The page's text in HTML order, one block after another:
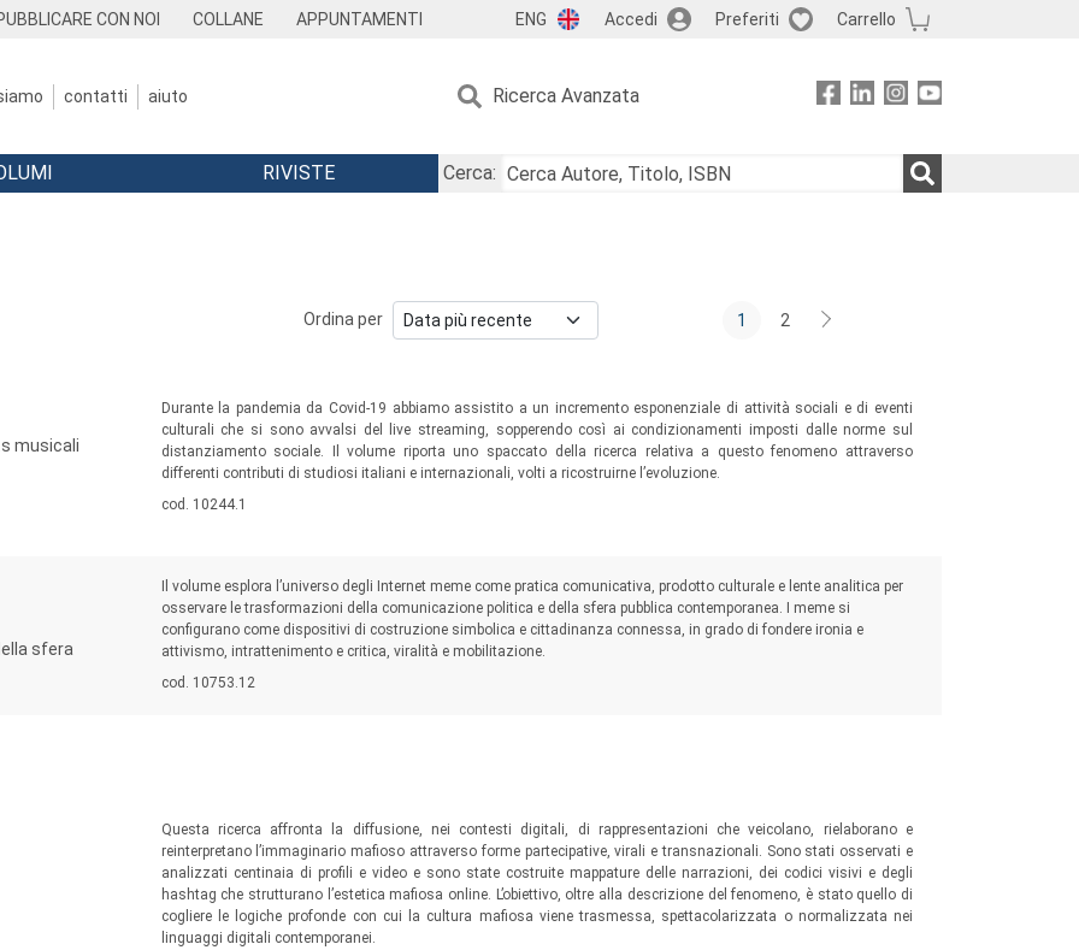
CON NOI COLLANE APPUNTAMENTI ENG Accedi Preferiti Carrello
contatti aiuto Ricerca Avanzata
RIVISTE Cerca:
Ordina per 1 2
musicali
Sommario:
Durante la pandemia da Covid-19 abbiamo assistito a un incremento esponenziale di attività sociali e di eventi
culturali che si sono avvalsi del live streaming, sopperendo così ai condizionamenti imposti dalle norme sul
distanziamento sociale. Il volume riporta uno spaccato della ricerca relativa a questo fenomeno attraverso
differenti contributi di studiosi italiani e internazionali, volti a ricostruirne l’evoluzione.
Codice libro:
cod. 10244.1
sfera
Sommario:
Il volume esplora l’universo degli Internet meme come pratica comunicativa, prodotto culturale e lente analitica per
osservare le trasformazioni della comunicazione politica e della sfera pubblica contemporanea. I meme si
configurano come dispositivi di costruzione simbolica e cittadinanza connessa, in grado di fondere ironia e
attivismo, intrattenimento e critica, viralità e mobilitazione.
Codice libro:
cod. 10753.12
Questa ricerca affronta la diffusione, nei contesti digitali, di rappresentazioni che veicolano, rielaborano e
reinterpretano l’immaginario mafioso attraverso forme partecipative, virali e transnazionali. Sono stati osservati e
analizzati centinaia di profili e video e sono state costruite mappature delle narrazioni, dei codici visivi e degli
hashtag che strutturano l’estetica mafiosa online. L’obiettivo, oltre alla descrizione del fenomeno, è stato quello di
cogliere le logiche profonde con cui la cultura mafiosa viene trasmessa, spettacolarizzata o normalizzata nei
linguaggi digitali contemporanei.